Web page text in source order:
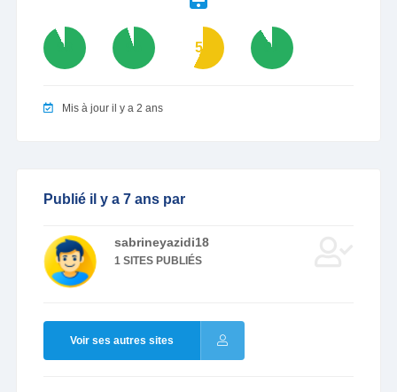
93 95 57 91
Mis à jour il y a 2 ans
Publié il y a 7 ans par
sabrineyazidi18
1 SITES PUBLIÉS
Voir ses autres sites